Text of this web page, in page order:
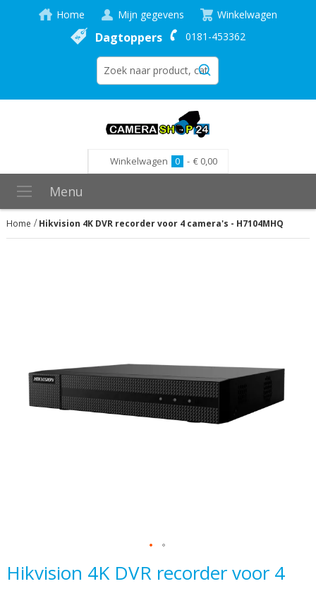
Home Mijn gegevens Winkelwagen
Dagtoppers 0181-453362
Winkelwagen 0 - € 0,00
Menu
Home Hikvision 4K DVR recorder voor 4 camera's - H7104MHQ
afbeeldingen-
gallerij
Ga
naar
Hikvision 4K DVR recorder voor 4